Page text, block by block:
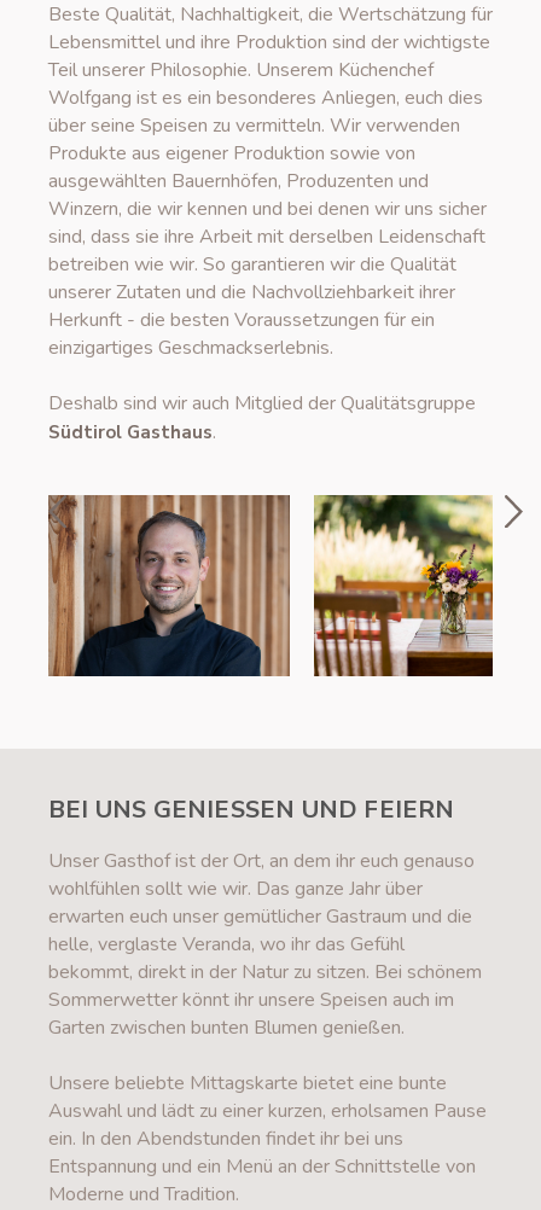
Beste Qualität, Nachhaltigkeit, die Wertschätzung für
Lebensmittel und ihre Produktion sind der wichtigste
Teil unserer Philosophie. Unserem Küchenchef
Wolfgang ist es ein besonderes Anliegen, euch dies
über seine Speisen zu vermitteln. Wir verwenden
Produkte aus eigener Produktion sowie von
ausgewählten Bauernhöfen, Produzenten und
Winzern, die wir kennen und bei denen wir uns sicher
sind, dass sie ihre Arbeit mit derselben Leidenschaft
betreiben wie wir. So garantieren wir die Qualität
unserer Zutaten und die Nachvollziehbarkeit ihrer
Herkunft - die besten Voraussetzungen für ein
einzigartiges Geschmackserlebnis.
Deshalb sind wir auch Mitglied der Qualitätsgruppe
Südtirol Gasthaus.
BEI UNS GENIESSEN UND FEIERN
Unser Gasthof ist der Ort, an dem ihr euch genauso
wohlfühlen sollt wie wir. Das ganze Jahr über
erwarten euch unser gemütlicher Gastraum und die
helle, verglaste Veranda, wo ihr das Gefühl
bekommt, direkt in der Natur zu sitzen. Bei schönem
Sommerwetter könnt ihr unsere Speisen auch im
Garten zwischen bunten Blumen genießen.
Unsere beliebte Mittagskarte bietet eine bunte
Auswahl und lädt zu einer kurzen, erholsamen Pause
ein. In den Abendstunden findet ihr bei uns
Entspannung und ein Menü an der Schnittstelle von
Moderne und Tradition.